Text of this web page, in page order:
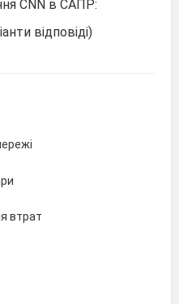
CNN в САПР:
відповіді)
втрат